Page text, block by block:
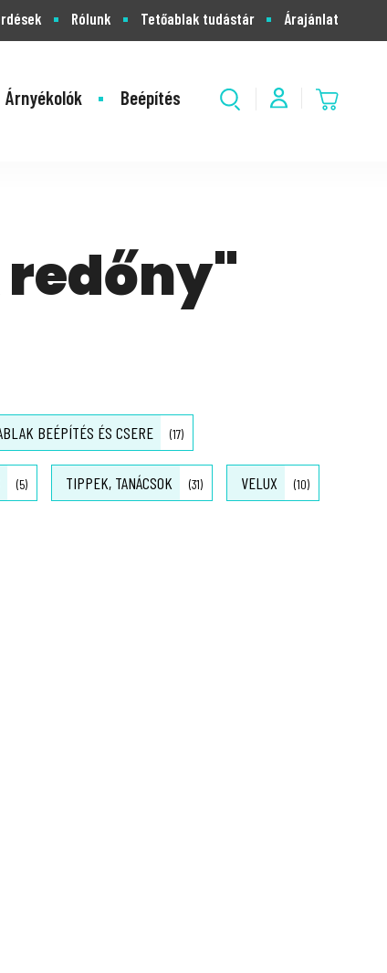
Rólunk Tetőablak tudástár Árajánlat
Árnyékolók Beépítés
BEÉPÍTÉS ÉS CSERE (17)
(5) TIPPEK, TANÁCSOK (31) VELUX (10)